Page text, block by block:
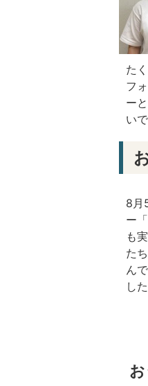
た
フ
ー
いで
8月
ー
も
た
ん
し